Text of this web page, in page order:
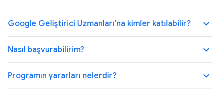
keyboard_arrow_up
Google Geliştirici Uzmanları'na kimler katılabilir?
keyboard_arrow_up
Nasıl başvurabilirim?
keyboard_arrow_up
Programın yararları nelerdir?